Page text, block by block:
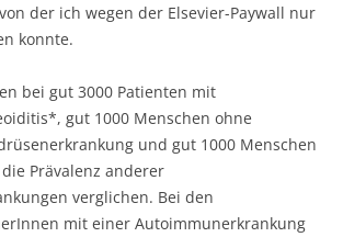
der ich wegen der Elsevier-Paywall nur
konnte.
bei gut 3000 Patienten mit
gut 1000 Menschen ohne
und gut 1000 Menschen
Prävalenz anderer
verglichen. Bei den
mit einer Autoimmunerkrankung